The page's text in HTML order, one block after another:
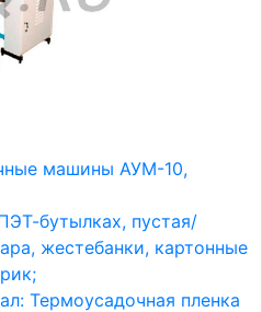
машины АУМ-10,
бутылках, пустая/
жестебанки, картонные
Термоусадочная пленка